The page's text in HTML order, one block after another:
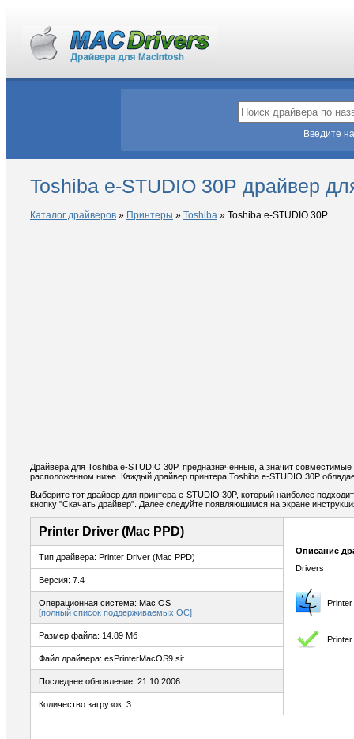
Введите
Toshiba e-STUDIO 30P драйвер
Каталог драйверов » Принтеры » Toshiba » Toshiba e-STUDIO 30P
Драйвера для Toshiba e-STUDIO 30P, предназначенные, а значит
расположенном ниже. Каждый драйвер принтера Toshiba e-STUDIO 30P
Выберите тот драйвер для принтера e-STUDIO 30P, который наиболее
кнопку "Скачать драйвер". Далее следуйте появляющимся на экране
Printer Driver (Mac PPD)
Тип драйвера: Printer Driver (Mac PPD)
Версия: 7.4
Операционная система: Mac OS
[полный список поддерживаемых ОС]
Размер файла: 14.89 Мб
Файл драйвера: esPrinterMacOS9.sit
Последнее обновление: 21.10.2006
Количество загрузок: 3
Описание
Drivers